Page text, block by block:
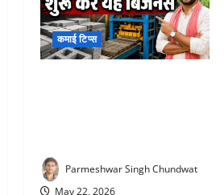
कमाई टिप्स
Parmeshwar Singh Chundwat
May 22, 2026